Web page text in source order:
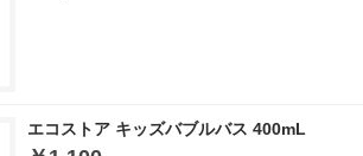
エコストア キッズバブルバス 400mL